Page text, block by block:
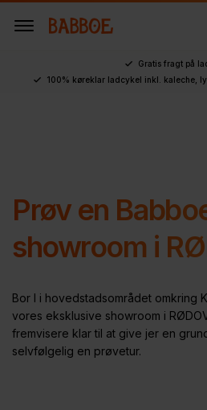
Gratis fragt på
100% køreklar ladcykel inkl. kaleche,
Prøv en
showroom i
Bor I i hovedstadsområdet omkring
vores eksklusive showroom i
fremvisere klar til at give jer en
selvfølgelig en prøvetur.